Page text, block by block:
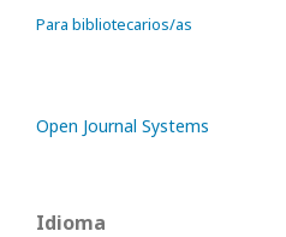
Para bibliotecarios/as
Open Journal Systems
Idioma